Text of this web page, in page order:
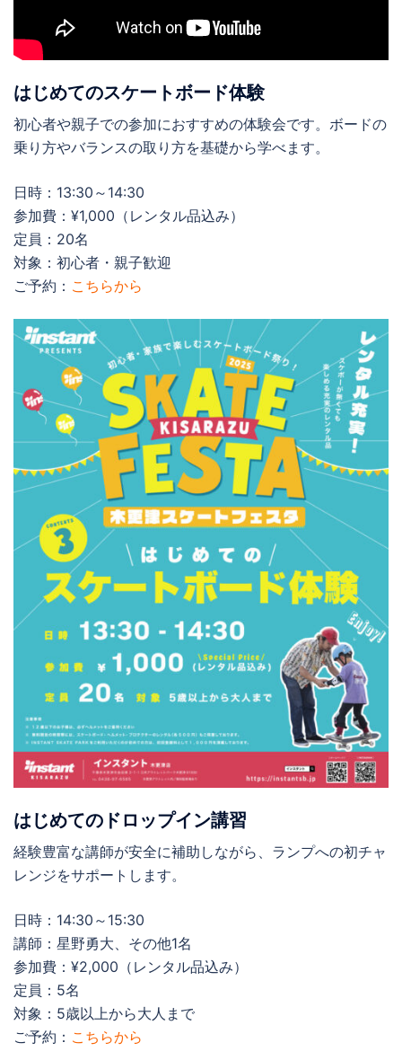
はじめてのスケートボード体験
初心者や親子での参加におすすめの体験会です。ボードの
乗り方やバランスの取り方を基礎から学べます。
日時：13:30～14:30
参加費：¥1,000（レンタル品込み）
定員：20名
対象：初心者・親子歓迎
ご予約： こちらから
はじめてのドロップイン講習
経験豊富な講師が安全に補助しながら、ランプへの初チャ
レンジをサポートします。
日時：14:30～15:30
講師：星野勇大、その他1名
参加費：¥2,000（レンタル品込み）
定員：5名
対象：5歳以上から大人まで
ご予約： こちらから